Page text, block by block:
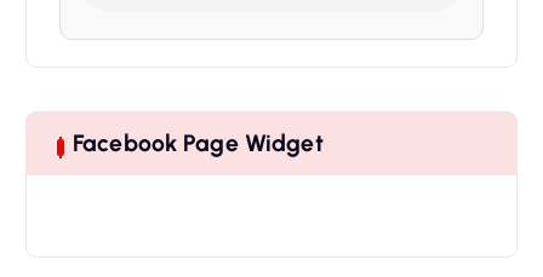
Facebook Page Widget